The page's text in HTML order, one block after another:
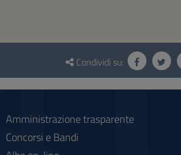
Questionario
social
Condividi su:
Amministrazione trasparente
Concorsi e Bandi